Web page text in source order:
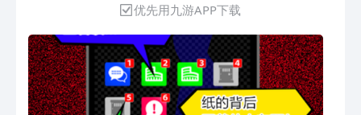
优先用九游APP下载